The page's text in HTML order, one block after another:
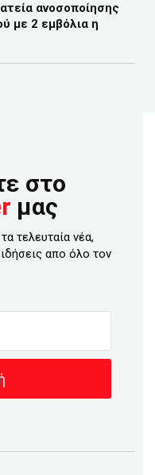
ανοσοποίησης
με 2 εμβόλια η
στο
μας
τελευταία νέα,
απο όλο τον